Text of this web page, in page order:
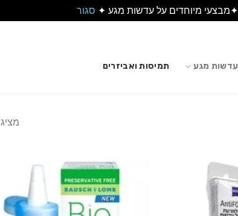
✦מבצעי מיוחדים על עדשות מגע ✦ סגור
עדשות מגע תמיסות ואביזרים
מציג 1–12 מתוך 17 תוצאות